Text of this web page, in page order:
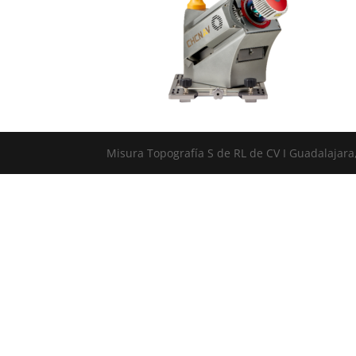
Misura Topografía S de RL de CV I